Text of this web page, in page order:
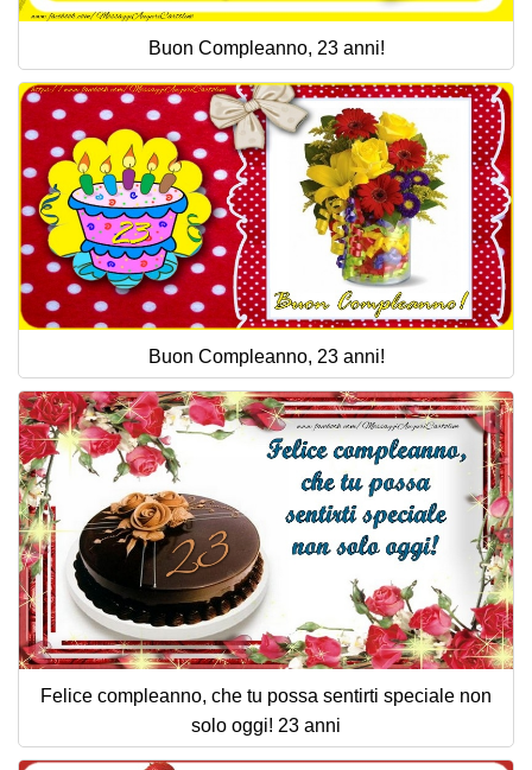
Buon Compleanno, 23 anni!
Buon Compleanno, 23 anni!
Felice compleanno, che tu possa sentirti speciale non
solo oggi! 23 anni